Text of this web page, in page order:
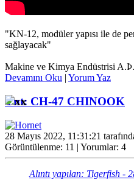
"KN-12, modüler yapısı ile de
sağlayacak"
Makine ve Kimya Endüstrisi
Devamını Oku | Yorum Yaz
Ynt: CH-47 CHINOOK
28 Mayıs 2022, 11:31:21
Görüntülenme: 11 | Yorumlar: 4
Alıntı yapılan: Tigerfish -